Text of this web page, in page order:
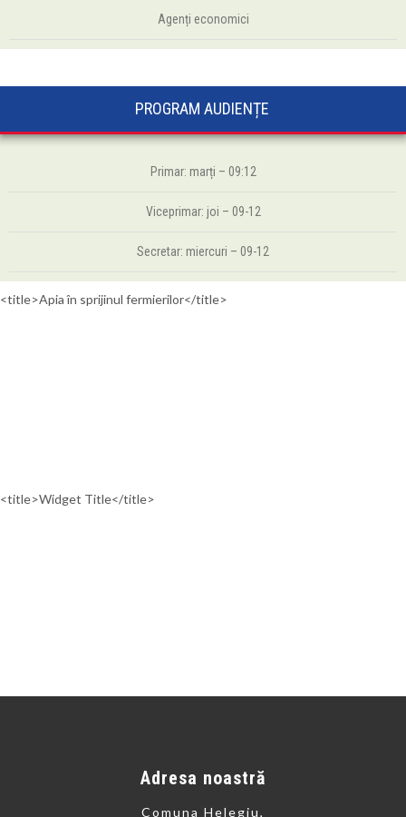
Agenți economici
PROGRAM AUDIENȚE
Primar: marți – 09:12
Viceprimar: joi – 09-12
Secretar: miercuri – 09-12
<title>Apia în sprijinul fermierilor</title>
<title>Widget Title</title>
Adresa noastră
Comuna Helegiu,